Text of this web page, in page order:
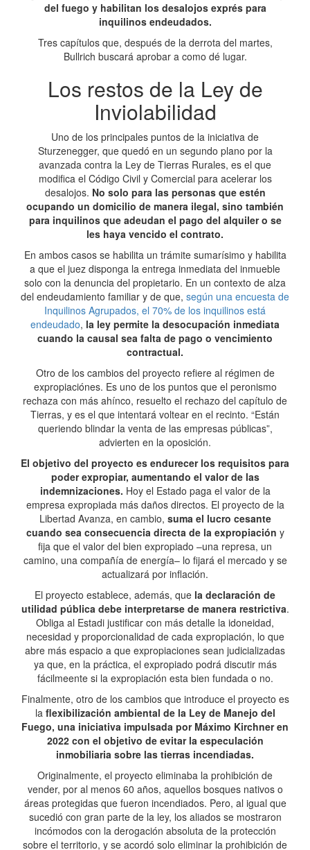
del fuego y habilitan los desalojos exprés para
inquilinos endeudados.
Tres capítulos que, después de la derrota del martes,
Bullrich buscará aprobar a como dé lugar.
Los restos de la Ley de
Inviolabilidad
Uno de los principales puntos de la iniciativa de
Sturzenegger, que quedó en un segundo plano por la
avanzada contra la Ley de Tierras Rurales, es el que
modifica el Código Civil y Comercial para acelerar los
desalojos. No solo para las personas que estén
ocupando un domicilio de manera ilegal, sino también
para inquilinos que adeudan el pago del alquiler o se
les haya vencido el contrato.
En ambos casos se habilita un trámite sumarísimo y habilita
a que el juez disponga la entrega inmediata del inmueble
solo con la denuncia del propietario. En un contexto de alza
del endeudamiento familiar y de que, según una encuesta de
Inquilinos Agrupados, el 70% de los inquilinos está
endeudado, la ley permite la desocupación inmediata
cuando la causal sea falta de pago o vencimiento
contractual.
Otro de los cambios del proyecto refiere al régimen de
expropiaciónes. Es uno de los puntos que el peronismo
rechaza con más ahínco, resuelto el rechazo del capítulo de
Tierras, y es el que intentará voltear en el recinto. “Están
queriendo blindar la venta de las empresas públicas”,
advierten en la oposición.
El objetivo del proyecto es endurecer los requisitos para
poder expropiar, aumentando el valor de las
indemnizaciones. Hoy el Estado paga el valor de la
empresa expropiada más daños directos. El proyecto de la
Libertad Avanza, en cambio, suma el lucro cesante
cuando sea consecuencia directa de la expropiación y
fija que el valor del bien expropiado –una represa, un
camino, una compañía de energía– lo fijará el mercado y se
actualizará por inflación.
El proyecto establece, además, que la declaración de
utilidad pública debe interpretarse de manera restrictiva.
Obliga al Estadi justificar con más detalle la idoneidad,
necesidad y proporcionalidad de cada expropiación, lo que
abre más espacio a que expropiaciones sean judicializadas
ya que, en la práctica, el expropiado podrá discutir más
fácilmeente si la expropiación esta bien fundada o no.
Finalmente, otro de los cambios que introduce el proyecto es
la flexibilización ambiental de la Ley de Manejo del
Fuego, una iniciativa impulsada por Máximo Kirchner en
2022 con el objetivo de evitar la especulación
inmobiliaria sobre las tierras incendiadas.
Originalmente, el proyecto eliminaba la prohibición de
vender, por al menos 60 años, aquellos bosques nativos o
áreas protegidas que fueron incendiados. Pero, al igual que
sucedió con gran parte de la ley, los aliados se mostraron
incómodos con la derogación absoluta de la protección
sobre el territorio, y se acordó solo eliminar la prohibición de